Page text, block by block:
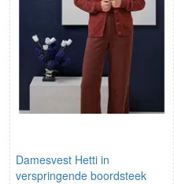
Damesvest Hetti in
verspringende boordsteek